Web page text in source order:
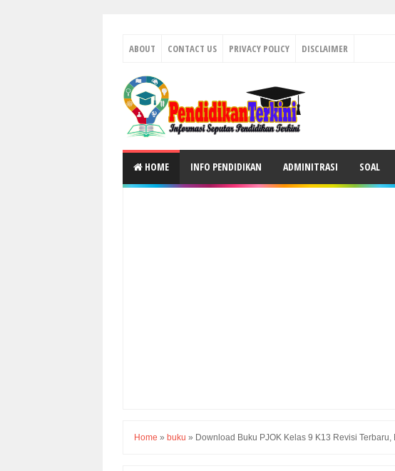
ABOUT CONTACT US PRIVACY POLICY DISCLAIMER
HOME INFO PENDIDIKAN ADMINITRASI SOAL
Home » buku » Download Buku PJOK Kelas 9 K13 Revisi